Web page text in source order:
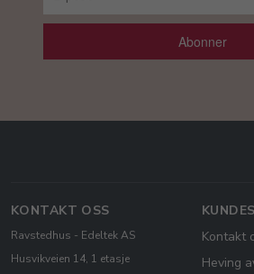
Abonner
KONTAKT OSS
Ravstedhus - Edeltek AS
Husvikveien 14, 1 etasje
Kontakt
Heving